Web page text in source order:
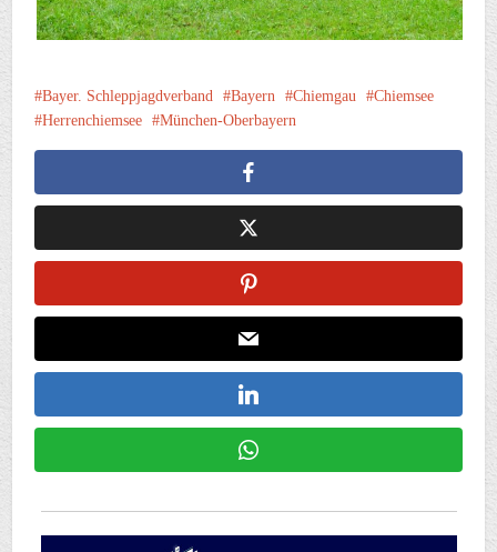
Bayer. Schleppjagdverband Bayern Chiemgau
Chiemsee
Herrenchiemsee
München-Oberbayern